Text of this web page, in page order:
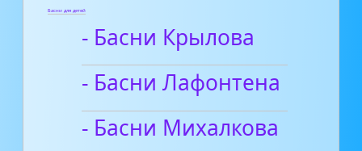
Басни для детей
- Басни Крылова
- Басни Лафонтена
- Басни Михалкова